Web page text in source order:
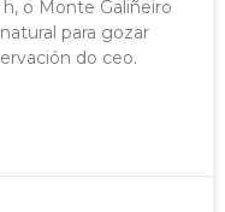
o Monte Galiñeiro
para gozar
do ceo.